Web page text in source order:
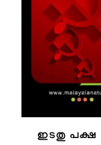
ഇടതു പക്ഷ